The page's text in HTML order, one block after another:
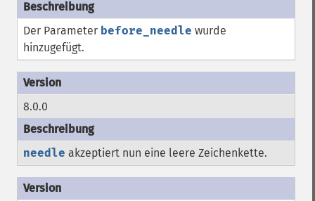
Der Parameter before_needle wurde
hinzugefügt.
8.0.0
needle akzeptiert nun eine leere Zeichenkette.